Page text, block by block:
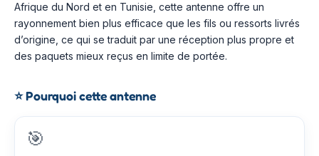
Afrique du Nord et en Tunisie, cette antenne offre un
rayonnement bien plus efficace que les fils ou ressorts livrés
d’origine, ce qui se traduit par une réception plus propre et
des paquets mieux reçus en limite de portée.
⭐Pourquoi cette antenne
🎯